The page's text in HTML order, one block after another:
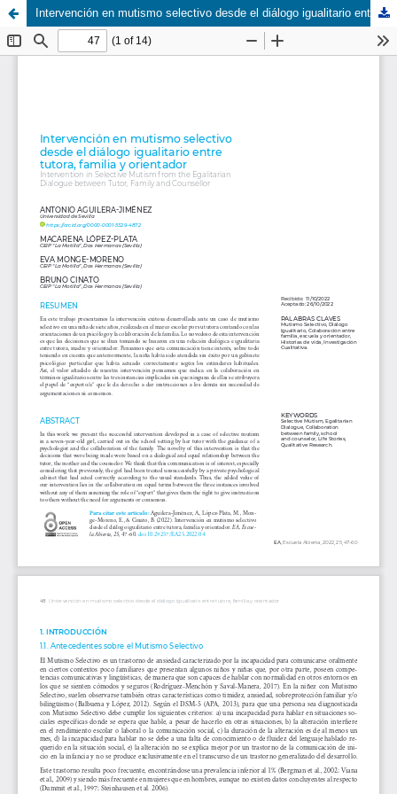
Intervención en mutismo selectivo desde el diálogo igualitario entre tutora, familia y orientador